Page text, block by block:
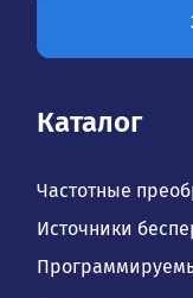
Каталог
Частотные
Источники